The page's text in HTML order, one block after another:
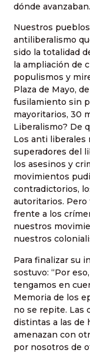
dónde avanzaban.
Nuestros
antiliberalismo
sido la totalidad
la ampliación de
populismos y
Plaza de Mayo,
fusilamiento sin
mayoritarios, 30
Liberalismo? De
Los anti liberales
superadores del
los asesinos y
movimientos
contradictorios,
autoritarios.
frente a los
nuestros
nuestros
Para finalizar su
sostuvo: “Por
tengamos en
Memoria de los
no se repite. Las
distintas a las de
amenazan con
por nosotros de